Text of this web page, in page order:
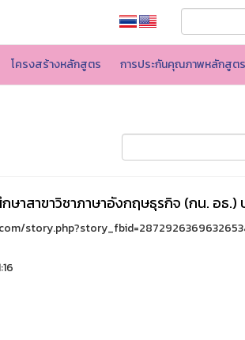
โครงสร้างหลักสูตร การประกันคุณภาพหลักสูตร
าสาขาวิชาภาษาอังกฤษธุรกิจ (กน. อธ.)